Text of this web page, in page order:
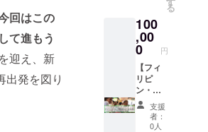
回はこの
て進もう
迎え、新
出発を図り
メン
バーを
使って
事業を
軌道に
乗せる
こと
は、最
強の
No2
ん。土
日祝日
の食事
は除き
ます。)
・1日の
スケ
ジュー
ルはこ
ちらを
る
100
,00
0 円
【フィ
リピ
ン・
ドゥマ
ゲテの
ゲスト
支援
者：
0人